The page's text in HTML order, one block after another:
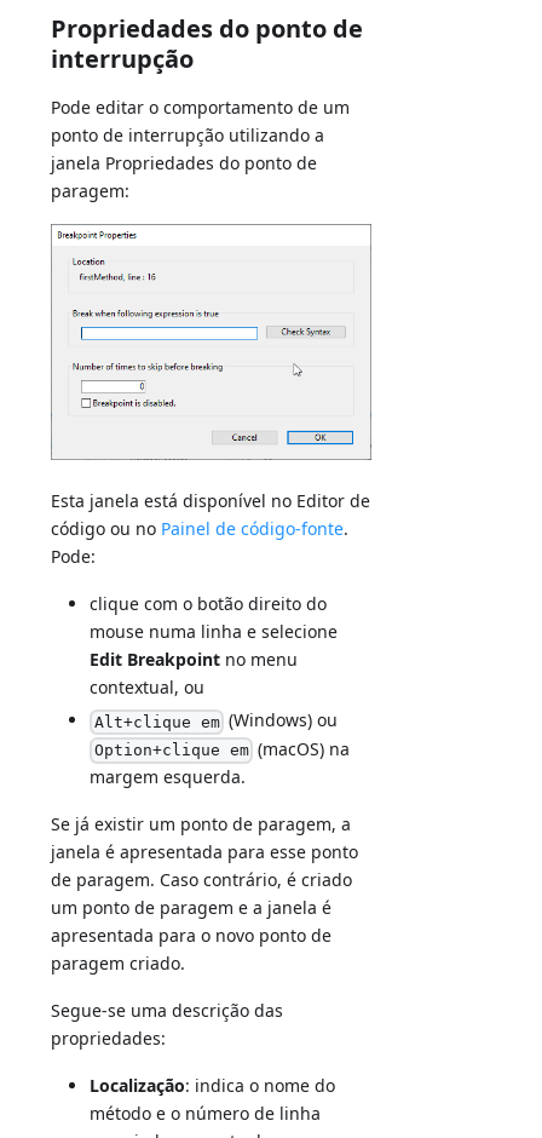
Propriedades do ponto de
interrupção
Pode editar o comportamento de um
ponto de interrupção utilizando a
janela Propriedades do ponto de
paragem:
Esta janela está disponível no Editor de
código ou no Painel de código-fonte.
Pode:
clique com o botão direito do
mouse numa linha e selecione
Edit Breakpoint no menu
contextual, ou
Alt+clique em (Windows) ou
Option+clique em (macOS) na
margem esquerda.
Se já existir um ponto de paragem, a
janela é apresentada para esse ponto
de paragem. Caso contrário, é criado
um ponto de paragem e a janela é
apresentada para o novo ponto de
paragem criado.
Segue-se uma descrição das
propriedades:
Localização: indica o nome do
método e o número de linha